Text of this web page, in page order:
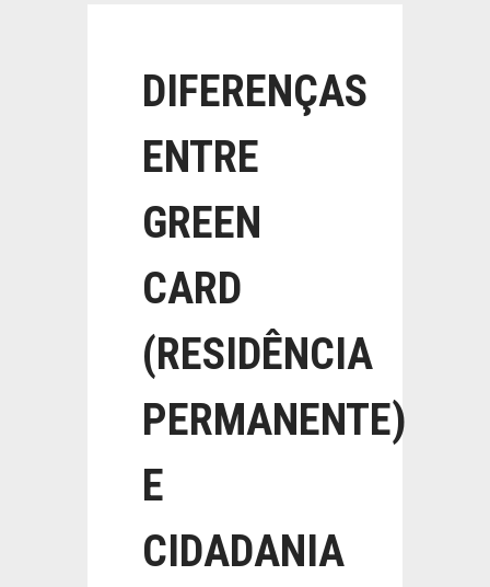
DIFERENÇAS
ENTRE
GREEN
CARD
(RESIDÊNCIA
PERMANENTE)
E
CIDADANIA